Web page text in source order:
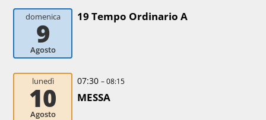
domenica
9
Agosto
19 Tempo Ordinario A
lunedì
10
Agosto
07:30 – 08:15
MESSA